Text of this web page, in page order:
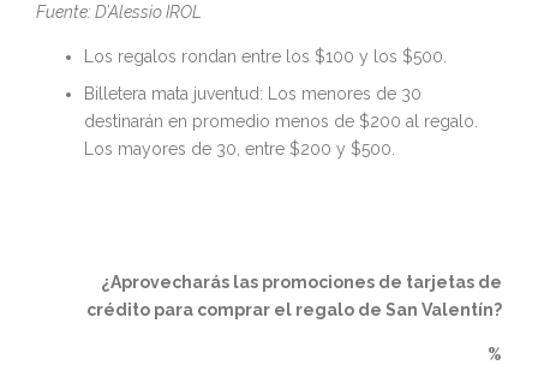
Fuente: D’Alessio IROL
Los regalos rondan entre los $100 y los $500.
Billetera mata juventud: Los menores de 30
destinarán en promedio menos de $200 al regalo.
Los mayores de 30, entre $200 y $500.
¿Aprovecharás las promociones de tarjetas de
crédito para comprar el regalo de San Valentín?
%